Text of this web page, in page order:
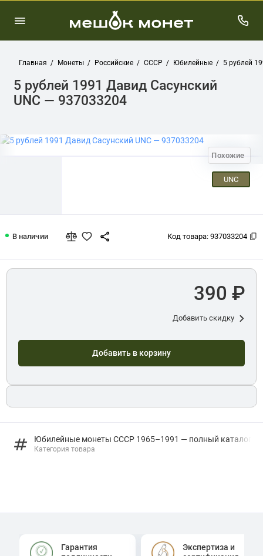
Главная Монеты Российские СССР Юбилейные 5 рублей
5 рублей 1991 Давид Сасунский
UNC — 937033204
Похожие
UNC
В наличии Код товара: 937033204
Юбилейные монеты СССР 1965–1991 — полный каталог
Категория товара
390 ₽
Добавить скидку
Добавить в корзину
Гарантия
Экспертиза и